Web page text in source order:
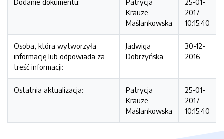
Dodanie dokumentu:
Patrycja
Krauze-
Maślankowska
25-01-
2017
10:15:40
Osoba, która wytworzyła
informację lub odpowiada za
treść informacji:
Jadwiga
Dobrzyńska
30-12-
2016
Ostatnia aktualizacja:
Patrycja
Krauze-
Maślankowska
25-01-
2017
10:15:40